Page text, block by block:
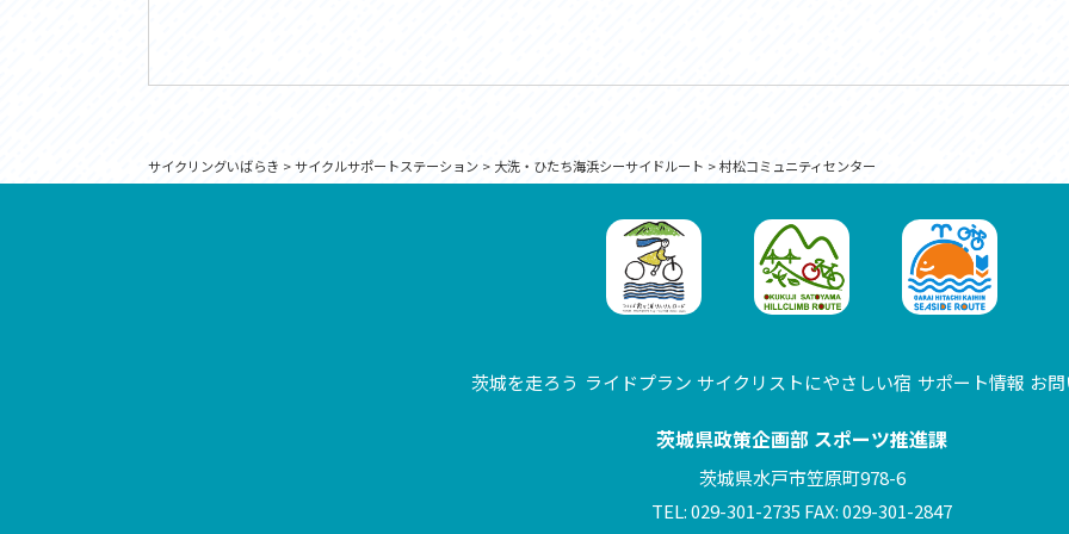
サイクリングいばらき >サイクルサポートステーション> 大洗・ひたち海浜シーサイドルート >村松コミュニティセンター
茨城を走ろう ライドプラン サイクリストにやさしい宿 サポート情報 お
茨城県政策企画部 スポーツ推進課
茨城県水戸市笠原町978-6
TEL: 029-301-2735 FAX: 029-301-2847